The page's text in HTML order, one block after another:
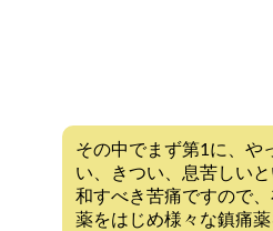
その中でまず第1に、や
い、きつい、息苦しい
和すべき苦痛ですので
薬をはじめ様々な鎮痛